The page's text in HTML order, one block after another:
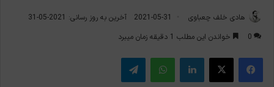
هادی خلف چعباوی 2021-05-31
آخرین به روز رسانی: 2021-05-31
0
خواندن این مطلب 1 دقیقه زمان میبرد
فیس بوک X لینکدین واتس آپ تلگرام